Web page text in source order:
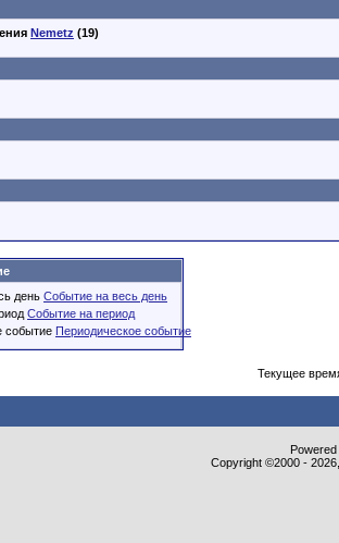
Nemetz (19)
Событие на весь день
Событие на период
Периодическое событие
Текущее
Copyright ©2000 -